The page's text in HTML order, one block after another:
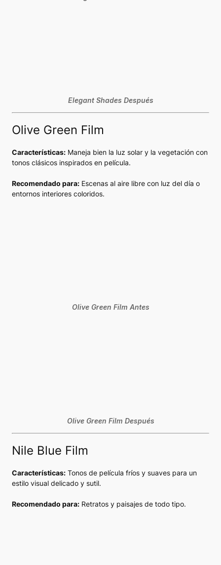
Elegant Shades Después
Olive Green Film
Características: Maneja bien la luz solar y la vegetación con
tonos clásicos inspirados en película.
Recomendado para: Escenas al aire libre con luz del día o
entornos interiores coloridos.
Olive Green Film Antes
Olive Green Film Después
Nile Blue Film
Características: Tonos de película fríos y suaves para un
estilo visual delicado y sutil.
Recomendado para: Retratos y paisajes de todo tipo.